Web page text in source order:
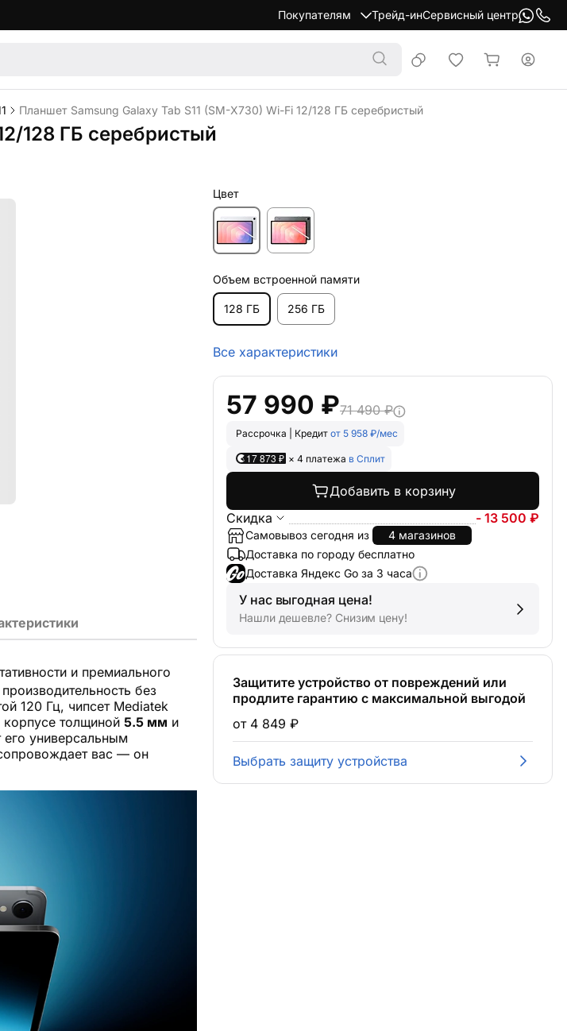
Покупателям Трейд-инСервисный центр
Планшет Samsung Galaxy Tab S11 (SM-X730) Wi-Fi 12/128 ГБ серебристый
128 ГБ серебристый
и премиального
без
120 Гц, чипсет Mediatek
толщиной 5.5 мм и
универсальным
вас — он
Цвет
Объем встроенной памяти
128 ГБ 256 ГБ
Все характеристики
57 990 ₽71 490 ₽
Рассрочка | Кредит от 5 958 ₽/мес
17 873 ₽ × 4 платежа в Сплит
Добавить в корзину
Скидка
- 13 500 ₽
Самовывоз сегодня из
4 магазинов
Доставка по городу бесплатно
Доставка Яндекс Go за 3 часа
У нас выгодная цена!
Нашли дешевле? Снизим цену!
Защитите устройство от повреждений или
продлите гарантию с максимальной выгодой
от 4 849 ₽
Выбрать защиту устройства